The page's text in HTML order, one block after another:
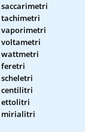
saccarimetri
tachimetri
vaporimetri
voltametri
wattmetri
feretri
scheletri
centilitri
ettolitri
mirialitri